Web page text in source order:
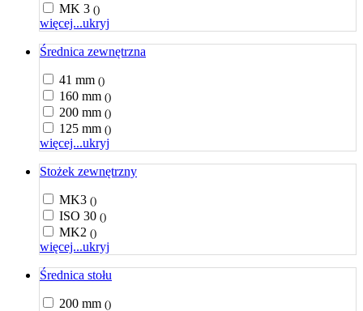
MK 3 ()
więcej...ukryj
Średnica zewnętrzna
41 mm ()
160 mm ()
200 mm ()
125 mm ()
więcej...ukryj
Stożek zewnętrzny
MK3 ()
ISO 30 ()
MK2 ()
więcej...ukryj
Średnica stołu
200 mm ()